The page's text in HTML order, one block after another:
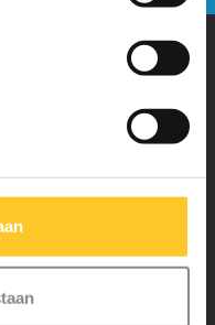
getest op
is los te vervangen. Je